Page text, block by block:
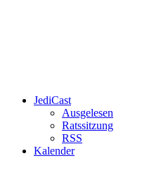
JediCast
Ausgelesen
Ratssitzung
RSS
Kalender